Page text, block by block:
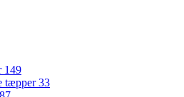
149
tæpper33